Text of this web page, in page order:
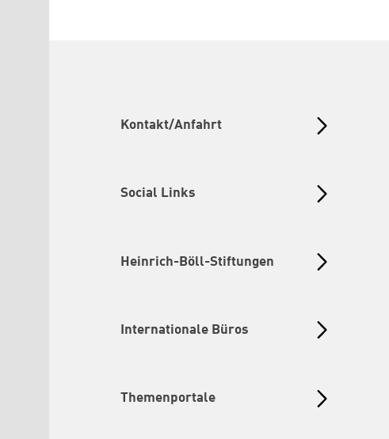
Kontakt/Anfahrt
Social Links
Heinrich-Böll-Stiftungen
Internationale Büros
Themenportale